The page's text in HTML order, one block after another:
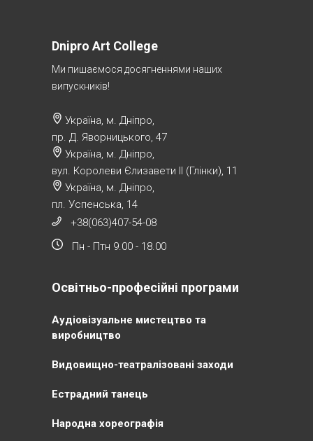
Dnipro Art College
Ми пишаємося досягненнями наших
випускників!
Україна, м. Дніпро,
пр. Д. Яворницького, 47
Україна, м. Дніпро,
вул. Королеви Єлизавети ІІ (Глінки), 11
Україна, м. Дніпро,
пл. Успенська, 14
+38(063)407-54-08
Пн - Птн 9.00 - 18.00
Освітньо-професійні програми
Аудіовізуальне мистецтво та
виробництво
Видовищно-театралізовані заходи
Естрадний танець
Народна хореографія